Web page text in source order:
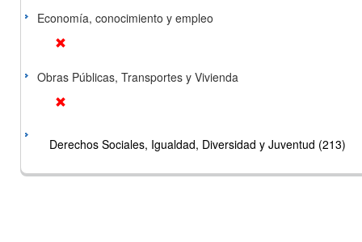
Economía, conocimiento y empleo
Obras Públicas, Transportes y Vivienda
Derechos Sociales, Igualdad, Diversidad y Juventud (213)